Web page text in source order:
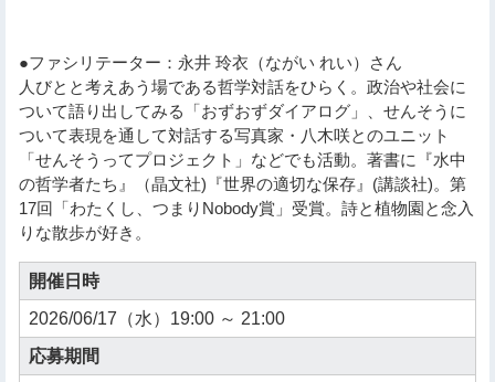
●ファシリテーター：永井 玲衣（ながい れい）さん
人びとと考えあう場である哲学対話をひらく。政治や社会に
ついて語り出してみる「おずおずダイアログ」、せんそうに
ついて表現を通して対話する写真家・八木咲とのユニット
「せんそうってプロジェクト」などでも活動。著書に『水中
の哲学者たち』（晶文社)『世界の適切な保存』(講談社)。第
17回「わたくし、つまりNobody賞」受賞。詩と植物園と念入
りな散歩が好き。
開催日時
2026/06/17（水）19:00 ～ 21:00
応募期間